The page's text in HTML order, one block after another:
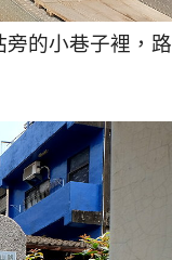
的小巷子裡，路